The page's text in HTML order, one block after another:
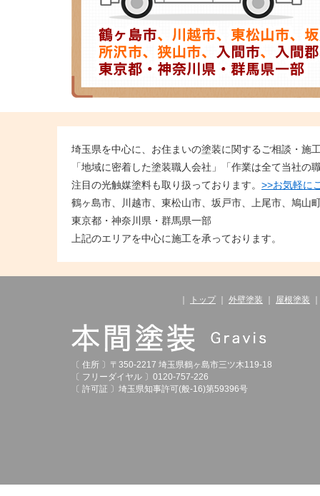
埼玉県を中心に、お住まいの塗装に関するご相談・施
「地域に密着した塗装職人会社」「作業は全て当社
注目の光触媒塗料も取り扱っております。 >>お気軽に
鶴ヶ島市、川越市、東松山市、坂戸市、上尾市、鳩山
東京都・神奈川県・群馬県一部
上記のエリアを中心に施工を承っております。
トップ 外壁塗装 屋根塗装
〔 住所 〕〒350-2217 埼玉県鶴ヶ島市三ツ木119-18
〔 フリーダイヤル 〕0120-757-226
〔 許可証 〕埼玉県知事許可(般-16)第59396号